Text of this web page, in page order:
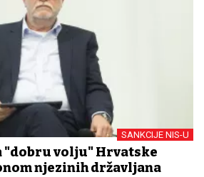
SANKCIJE NIS-U
"dobru volju" Hrvatske
njezinih državljana